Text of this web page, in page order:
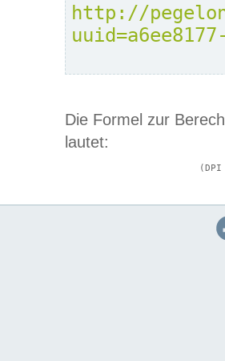
http://
Die Formel zur
lautet: